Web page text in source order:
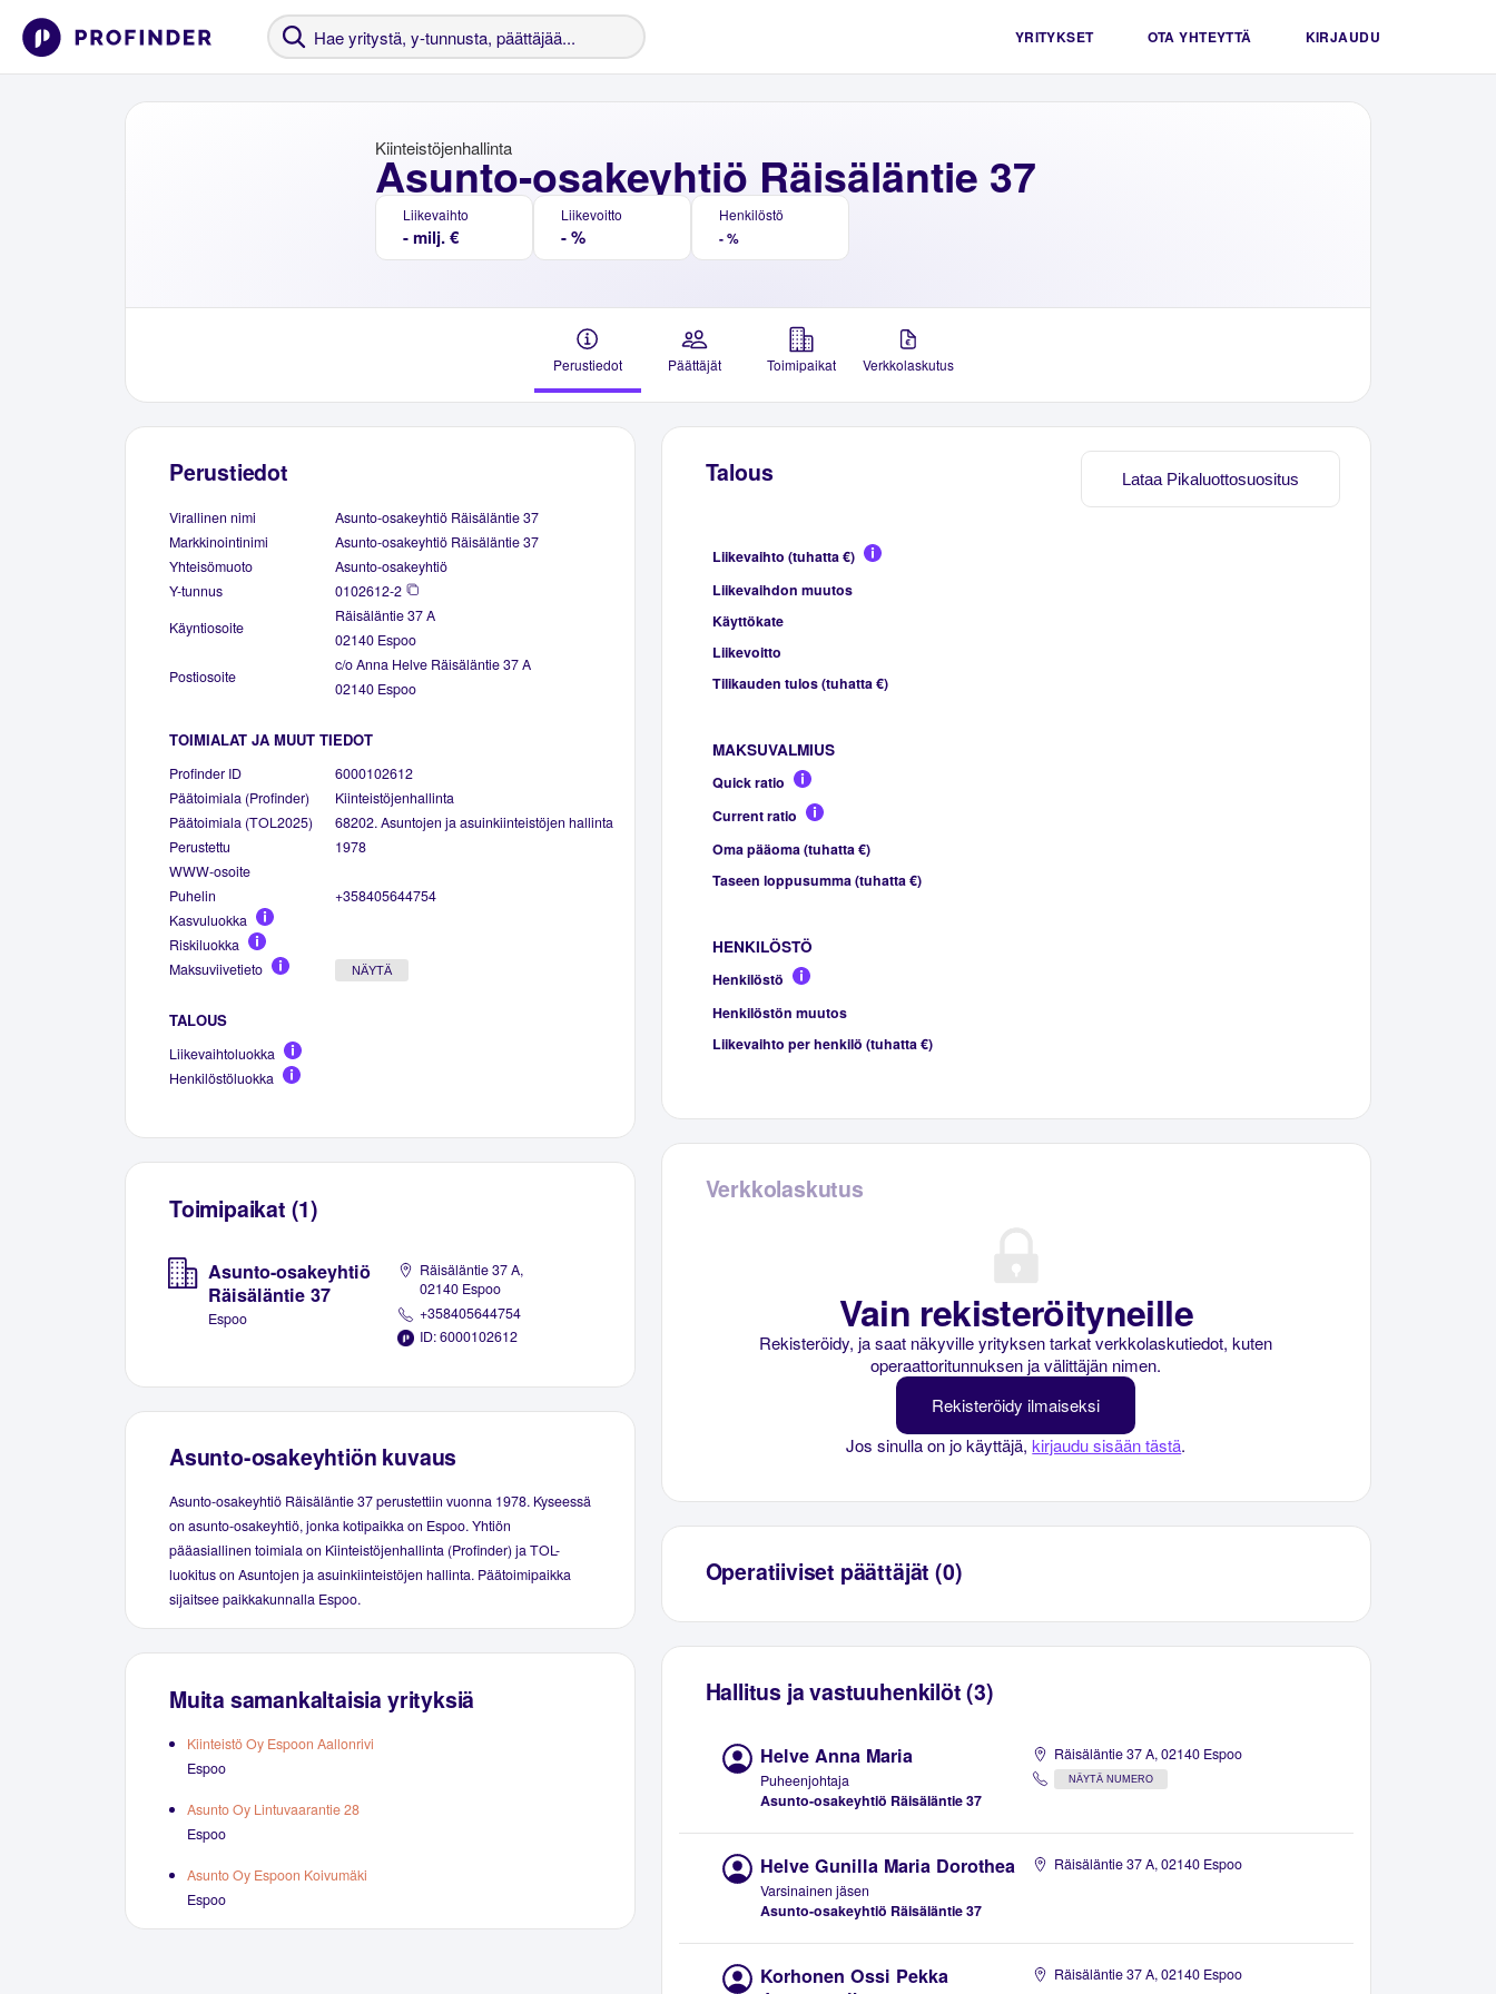
YRITYKSET OTA YHTEYTTÄ KIRJAUDU
Asunto-osakeyhtiö Räisäläntie 37
Kiinteistöjenhallinta
Liikevaihto
- milj. €
Liikevoitto
- %
Henkilöstö
- %
Perustiedot Päättäjät Toimipaikat Verkkolaskutus
Perustiedot
Virallinen nimi
Asunto-osakeyhtiö Räisäläntie 37
Markkinointinimi
Asunto-osakeyhtiö Räisäläntie 37
Yhteisömuoto
Asunto-osakeyhtiö
Y-tunnus
0102612-2
Käyntiosoite
Räisäläntie 37 A
02140 Espoo
Postiosoite
c/o Anna Helve Räisäläntie 37 A
02140 Espoo
TOIMIALAT JA MUUT TIEDOT
Profinder ID
6000102612
Päätoimiala (Profinder)
Kiinteistöjenhallinta
Päätoimiala (TOL2025)
68202. Asuntojen ja asuinkiinteistöjen hallinta
Perustettu
1978
WWW-osoite
Puhelin
+358405644754
Kasvuluokka
Riskiluokka
Maksuviivetieto
NÄYTÄ
TALOUS
Liikevaihtoluokka
Henkilöstöluokka
Toimipaikat (1)
Asunto-osakeyhtiö
Räisäläntie 37
Espoo
Räisäläntie 37 A,
02140 Espoo
+358405644754
ID: 6000102612
Asunto-osakeyhtiön kuvaus
Asunto-osakeyhtiö Räisäläntie 37 perustettiin vuonna 1978. Kyseessä
on asunto-osakeyhtiö, jonka kotipaikka on Espoo. Yhtiön
pääasiallinen toimiala on Kiinteistöjenhallinta (Profinder) ja TOL-
luokitus on Asuntojen ja asuinkiinteistöjen hallinta. Päätoimipaikka
sijaitsee paikkakunnalla Espoo.
Muita samankaltaisia yrityksiä
Kiinteistö Oy Espoon Aallonrivi
Espoo
Asunto Oy Lintuvaarantie 28
Espoo
Asunto Oy Espoon Koivumäki
Espoo
Lataa Pikaluottosuositus
Talous
Liikevaihto (tuhatta €)
Liikevaihdon muutos
Käyttökate
Liikevoitto
Tilikauden tulos (tuhatta €)
MAKSUVALMIUS
Quick ratio
Current ratio
Oma pääoma (tuhatta €)
Taseen loppusumma (tuhatta €)
HENKILÖSTÖ
Henkilöstö
Henkilöstön muutos
Liikevaihto per henkilö (tuhatta €)
Verkkolaskutus
Vain rekisteröityneille
Rekisteröidy, ja saat näkyville yrityksen tarkat verkkolaskutiedot, kuten
operaattoritunnuksen ja välittäjän nimen.
Rekisteröidy ilmaiseksi
Jos sinulla on jo käyttäjä,kirjaudu sisään tästä.
Operatiiviset päättäjät (0)
Hallitus ja vastuuhenkilöt (3)
Helve Anna Maria
Puheenjohtaja
Asunto-osakeyhtiö Räisäläntie 37
Räisäläntie 37 A, 02140 Espoo
NÄYTÄ NUMERO
Helve Gunilla Maria Dorothea
Varsinainen jäsen
Asunto-osakeyhtiö Räisäläntie 37
Räisäläntie 37 A, 02140 Espoo
Korhonen Ossi Pekka
Räisäläntie 37 A, 02140 Espoo